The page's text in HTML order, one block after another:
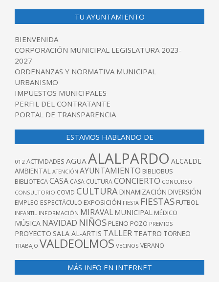
TU AYUNTAMIENTO
BIENVENIDA
CORPORACIÓN MUNICIPAL LEGISLATURA 2023-
2027
ORDENANZAS Y NORMATIVA MUNICIPAL
URBANISMO
IMPUESTOS MUNICIPALES
PERFIL DEL CONTRATANTE
PORTAL DE TRANSPARENCIA
ESTAMOS HABLANDO DE
012 ACTIVIDADES AGUA ALALPARDO ALCALDE
AMBIENTAL ATENCIÓN AYUNTAMIENTO BIBLIOBUS
BIBLIOTECACASA CASA CULTURACONCIERTO CONCURSO
CONSULTORIO COVID CULTURA DINAMIZACIÓN DIVERSIÓN
EMPLEO ESPECTÁCULO EXPOSICIÓN FIESTA FIESTAS FUTBOL
INFANTIL INFORMACIÓN MIRAVAL MUNICIPAL MÉDICO
MÚSICA NAVIDAD NIÑOS PLENO POZO PREMIOS
PROYECTO SALA AL-ARTIS TALLER TEATRO TORNEO
TRABAJO VALDEOLMOS VECINOS VERANO
MÁS INFO EN INTERNET